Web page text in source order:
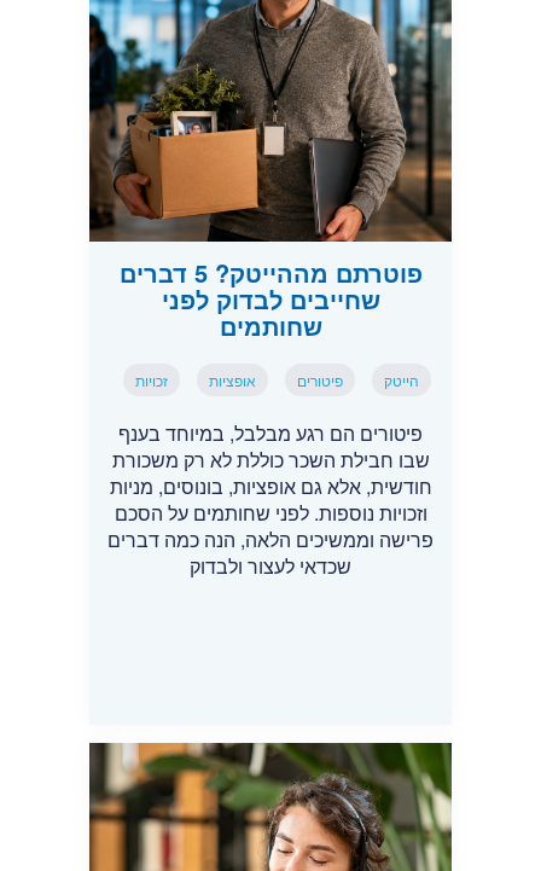
פוטרתם מההייטק? 5 דברים
שחייבים לבדוק לפני
שחותמים
הייטק פיטורים אופציות זכויות
פיטורים הם רגע מבלבל, במיוחד בענף
שבו חבילת השכר כוללת לא רק משכורת
חודשית, אלא גם אופציות, בונוסים, מניות
וזכויות נוספות. לפני שחותמים על הסכם
פרישה וממשיכים הלאה, הנה כמה דברים
שכדאי לעצור ולבדוק